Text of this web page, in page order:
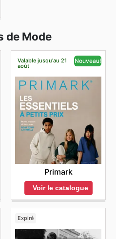
de Mode
Valable jusqu'au 21
août
Nouveau!
Primark
Voir le catalogue
Expiré